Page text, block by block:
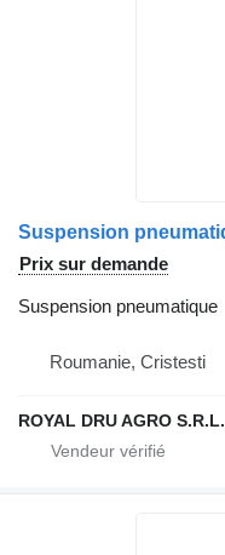
Prix sur demande
Suspension pneumatique
Roumanie, Cristesti
ROYAL DRU AGRO S.R.L.